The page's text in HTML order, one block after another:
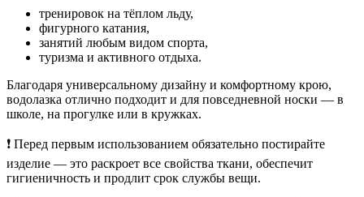
тренировок на тёплом льду,
фигурного катания,
занятий любым видом спорта,
туризма и активного отдыха.
Благодаря универсальному дизайну и комфортному крою,
водолазка отлично подходит и для повседневной носки — в
школе, на прогулке или в кружках.
❗ Перед первым использованием обязательно постирайте
изделие — это раскроет все свойства ткани, обеспечит
гигиеничность и продлит срок службы вещи.